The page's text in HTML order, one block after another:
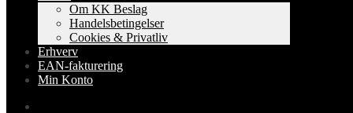
Om KK Beslag
Handelsbetingelser
Cookies & Privatliv
Erhverv
EAN-fakturering
Min Konto